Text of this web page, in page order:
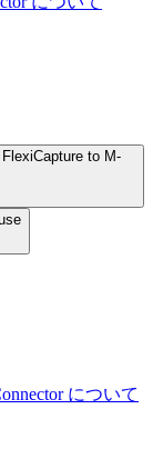
to M-
について